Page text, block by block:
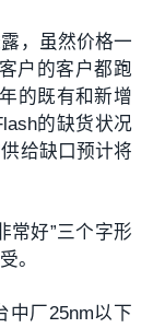
，虽然价格一
户的客户都跑
的既有和新增
的缺货状况
给缺口预计将
常好”三个字形
。
中厂25nm以下